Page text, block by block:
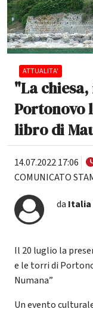
ATTUALITA'
"La
Portonovo
libro di
14.07.2022 17:06
COMUNICATO
da Italia
Il 20 luglio la
e le torri di
Numana”
Un evento